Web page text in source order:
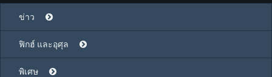
ข่าว
ฟิกฮ์ และอุศุล
พิเศษ